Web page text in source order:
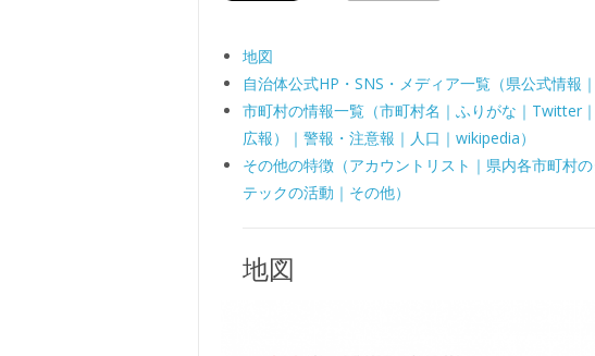
地図
自治体公式HP・SNS・メディア一覧（県公式情報
市町村の情報一覧（市町村名｜ふりがな｜Twitter
広報）｜警報・注意報｜人口｜wikipedia）
その他の特徴（アカウントリスト｜県内各市町村
テックの活動｜その他）
地図